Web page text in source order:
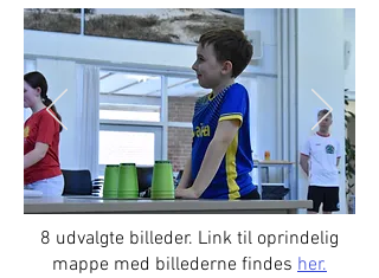
8 udvalgte billeder. Link til oprindelig
mappe med billederne findes her.